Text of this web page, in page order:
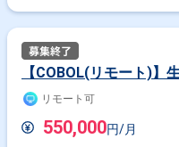
【COBOL(リモート)】
リモート可
550,000円/月